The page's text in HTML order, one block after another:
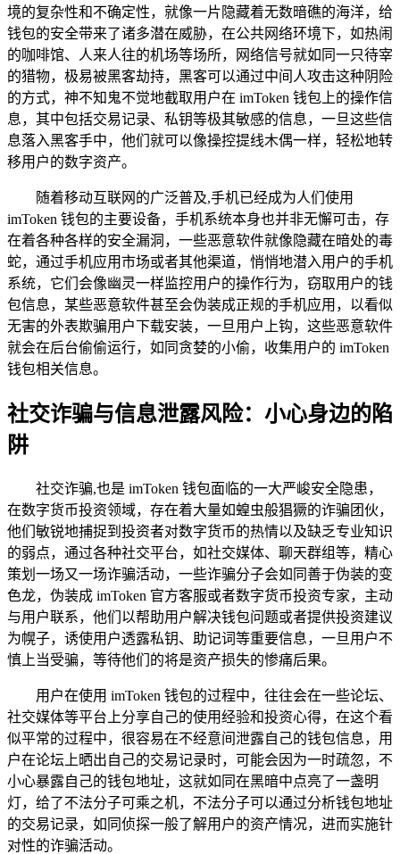
境的复杂性和不确定性，就像一片隐藏着无数暗礁的海洋，给
钱包的安全带来了诸多潜在威胁，在公共网络环境下，如热闹
的咖啡馆、人来人往的机场等场所，网络信号就如同一只待宰
的猎物，极易被黑客劫持，黑客可以通过中间人攻击这种阴险
的方式，神不知鬼不觉地截取用户在 imToken 钱包上的操作信
息，其中包括交易记录、私钥等极其敏感的信息，一旦这些信
息落入黑客手中，他们就可以像操控提线木偶一样，轻松地转
移用户的数字资产。
随着移动互联网的广泛普及,手机已经成为人们使用
imToken 钱包的主要设备，手机系统本身也并非无懈可击，存
在着各种各样的安全漏洞，一些恶意软件就像隐藏在暗处的毒
蛇，通过手机应用市场或者其他渠道，悄悄地潜入用户的手机
系统，它们会像幽灵一样监控用户的操作行为，窃取用户的钱
包信息，某些恶意软件甚至会伪装成正规的手机应用，以看似
无害的外表欺骗用户下载安装，一旦用户上钩，这些恶意软件
就会在后台偷偷运行，如同贪婪的小偷，收集用户的 imToken
钱包相关信息。
社交诈骗与信息泄露风险：小心身边的陷
阱
社交诈骗,也是 imToken 钱包面临的一大严峻安全隐患，
在数字货币投资领域，存在着大量如蝗虫般猖獗的诈骗团伙，
他们敏锐地捕捉到投资者对数字货币的热情以及缺乏专业知识
的弱点，通过各种社交平台，如社交媒体、聊天群组等，精心
策划一场又一场诈骗活动，一些诈骗分子会如同善于伪装的变
色龙，伪装成 imToken 官方客服或者数字货币投资专家，主动
与用户联系，他们以帮助用户解决钱包问题或者提供投资建议
为幌子，诱使用户透露私钥、助记词等重要信息，一旦用户不
慎上当受骗，等待他们的将是资产损失的惨痛后果。
用户在使用 imToken 钱包的过程中，往往会在一些论坛、
社交媒体等平台上分享自己的使用经验和投资心得，在这个看
似平常的过程中，很容易在不经意间泄露自己的钱包信息，用
户在论坛上晒出自己的交易记录时，可能会因为一时疏忽，不
小心暴露自己的钱包地址，这就如同在黑暗中点亮了一盏明
灯，给了不法分子可乘之机，不法分子可以通过分析钱包地址
的交易记录，如同侦探一般了解用户的资产情况，进而实施针
对性的诈骗活动。